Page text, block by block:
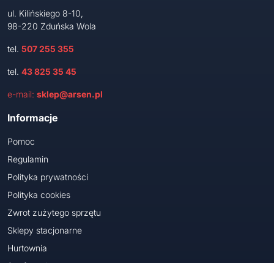
ul. Kilińskiego 8-10,
98-220 Zduńska Wola
tel. 507 255 355
tel. 43 825 35 45
e-mail: sklep@arsen.pl
Informacje
Pomoc
Regulamin
Polityka prywatności
Polityka cookies
Zwrot zużytego sprzętu
Sklepy stacjonarne
Hurtownia